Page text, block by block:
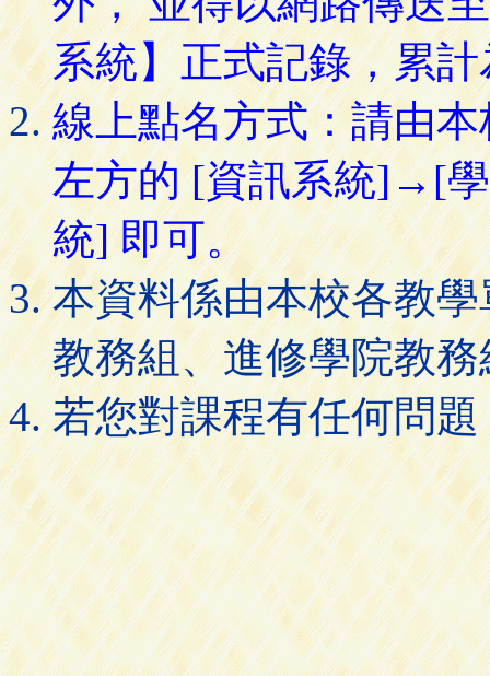
系統】正式記錄，累
線上點名方式：請由
左方的 [資訊系統]→[
統] 即可。
本資料係由本校各教
教務組、進修學院教
若您對課程有任何問